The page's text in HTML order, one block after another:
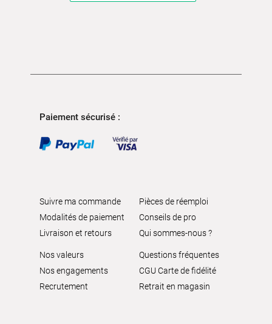
Paiement sécurisé :
Suivre ma commande
Modalités de paiement
Livraison et retours
Pièces de réemploi
Conseils de pro
Qui sommes-nous ?
Nos valeurs
Nos engagements
Recrutement
Questions fréquentes
CGU Carte de fidélité
Retrait en magasin